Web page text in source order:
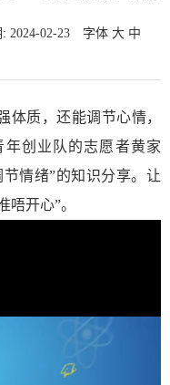
2024-02-23 字体 大 中
质，还能调节心情，
创业队的志愿者黄家
情绪”的知识分享。让
唔开心”。